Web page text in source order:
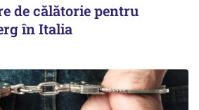
de călătorie pentru
în Italia